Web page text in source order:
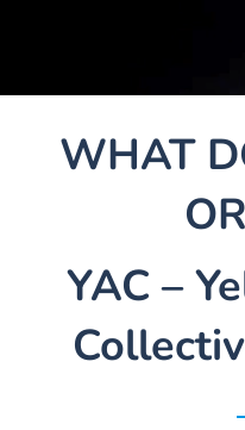
WHAT
YAC –